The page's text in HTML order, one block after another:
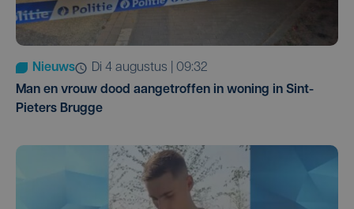
Nieuws
di 4 augustus | 09:32
Man en vrouw dood aangetroffen in woning in Sint-
Pieters Brugge